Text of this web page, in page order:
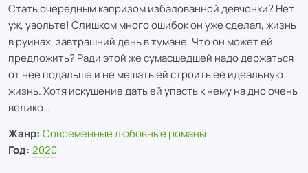
Стать очередным капризом избалованной девчонки? Нет
уж, увольте! Слишком много ошибок он уже сделал, жизнь
в руинах, завтрашний день в тумане. Что он может ей
предложить? Ради этой же сумасшедшей надо держаться
от нее подальше и не мешать ей строить её идеальную
жизнь. Хотя искушение дать ей упасть к нему на дно очень
велико…
Жанр: Современные любовные романы
Год: 2020